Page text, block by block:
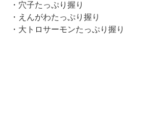
・穴子たっぷり握り
・えんがわたっぷり握り
・大トロサーモンたっぷり握り